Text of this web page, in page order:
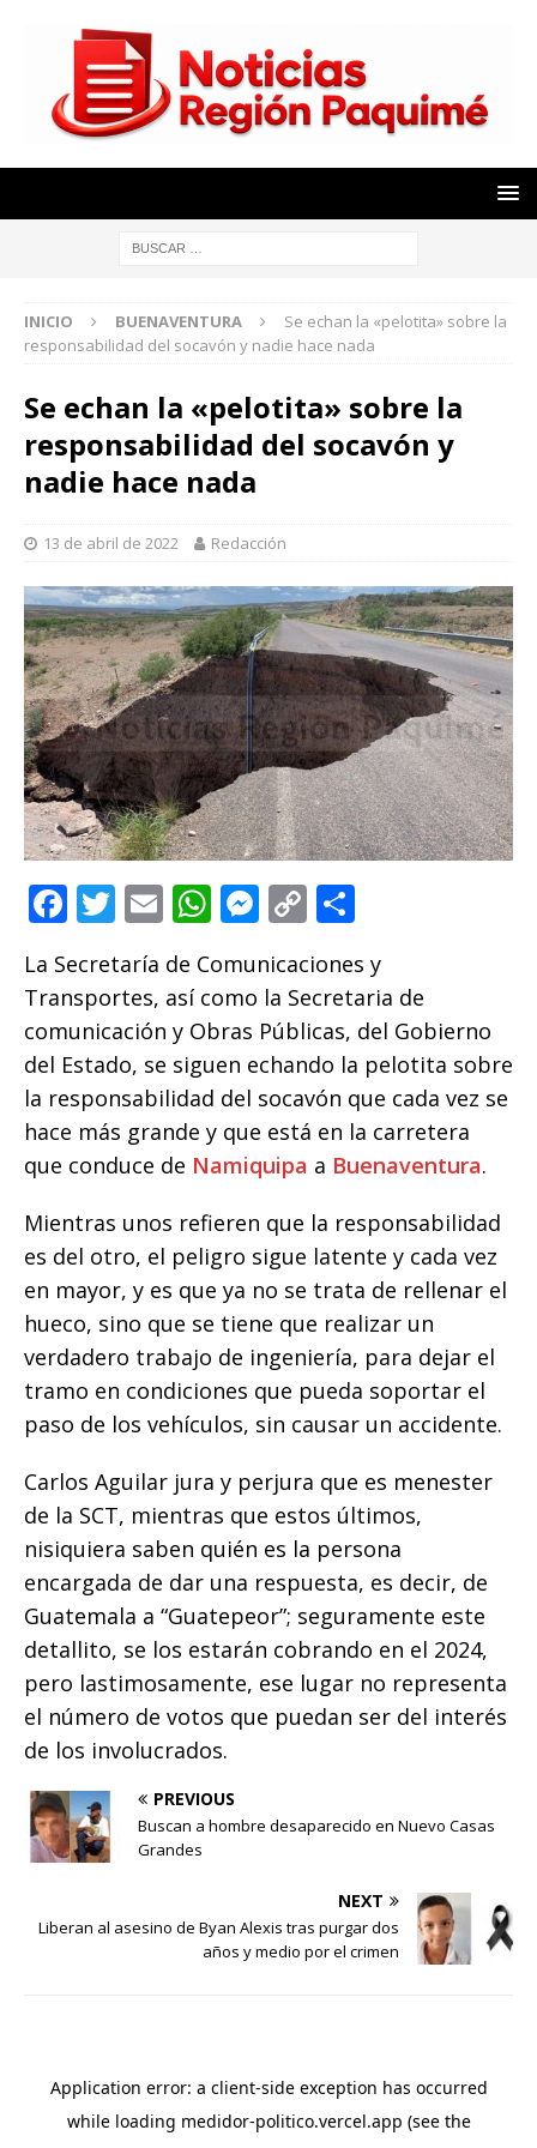
INICIO BUENAVENTURA
Se echan la «pelotita» sobre la
responsabilidad del socavón y nadie hace nada
Se echan la «pelotita» sobre la
responsabilidad del socavón y
nadie hace nada
13 de abril de 2022 Redacción
F
c
e
b
o
o
k
T
w
it
te
r
E
m
ai
l
W
at
s
A
p
p
M
ss
e
n
g
e
r
C
p
y
Li
n
k
m
p
ar
ti
r
La Secretaría de Comunicaciones y
Transportes, así como la Secretaria de
comunicación y Obras Públicas, del Gobierno
del Estado, se siguen echando la pelotita sobre
la responsabilidad del socavón que cada vez se
hace más grande y que está en la carretera
que conduce de Namiquipa a Buenaventura.
Mientras unos refieren que la responsabilidad
es del otro, el peligro sigue latente y cada vez
en mayor, y es que ya no se trata de rellenar el
hueco, sino que se tiene que realizar un
verdadero trabajo de ingeniería, para dejar el
tramo en condiciones que pueda soportar el
paso de los vehículos, sin causar un accidente.
Carlos Aguilar jura y perjura que es menester
de la SCT, mientras que estos últimos,
nisiquiera saben quién es la persona
encargada de dar una respuesta, es decir, de
Guatemala a “Guatepeor”; seguramente este
detallito, se los estarán cobrando en el 2024,
pero lastimosamente, ese lugar no representa
el número de votos que puedan ser del interés
de los involucrados.
PREVIOUS
Buscan a hombre desaparecido en Nuevo Casas
Grandes
NEXT
Liberan al asesino de Byan Alexis tras purgar dos
años y medio por el crimen